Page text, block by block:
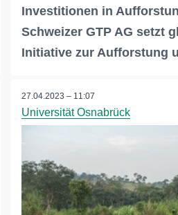
Investitionen in
Schweizer GTP AG setzt
Initiative zur Aufforstung
27.04.2023 – 11:07
Universität Osnabrück